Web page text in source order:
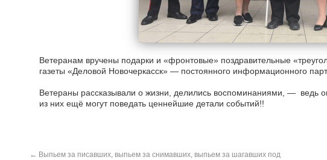
Ветеранам вручены подарки и «фронтовые» поздравительные
газеты «Деловой Новочеркасск» — постоянного информационного
Ветераны рассказывали о жизни, делились воспоминаниями, — ведь
из них ещё могут поведать ценнейшие детали событий!!
← Выпьем за писавших, выпьем за снимавших, выпьем за шагавших под